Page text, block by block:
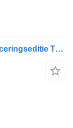
Farizon SV L2H2 83 kWh / 232 PK Lanceringseditie Trekhaak Achterdeuren 2